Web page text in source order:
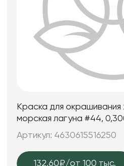
Краска для
морская лагуна #44,
Артикул: 4630615516250
132.60₽/от 100 тыс.